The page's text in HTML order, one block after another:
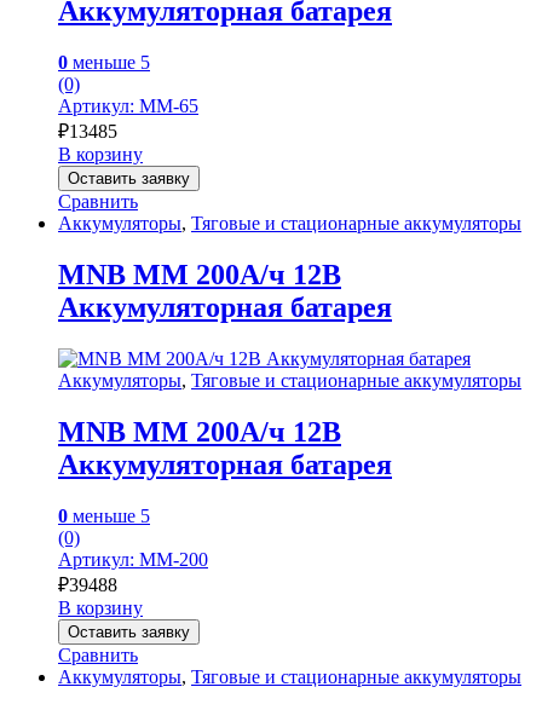
Аккумуляторная батарея
0 меньше 5
(0)
Артикул: MM-65
₽13485
В корзину
Оставить заявку
Сравнить
Аккумуляторы, Тяговые и стационарные аккумуляторы
MNB MM 200А/ч 12В
Аккумуляторная батарея
Аккумуляторы, Тяговые и стационарные аккумуляторы
MNB MM 200А/ч 12В
Аккумуляторная батарея
0 меньше 5
(0)
Артикул: MM-200
₽39488
В корзину
Оставить заявку
Сравнить
Аккумуляторы, Тяговые и стационарные аккумуляторы